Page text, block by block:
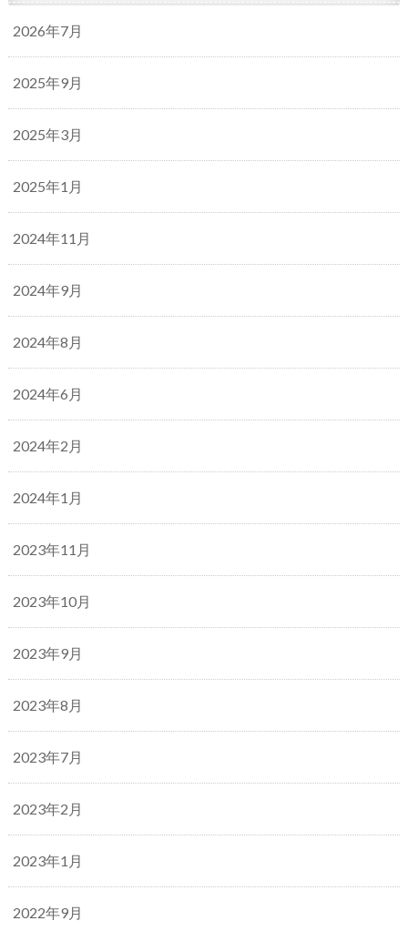
2026年7月
2025年9月
2025年3月
2025年1月
2024年11月
2024年9月
2024年8月
2024年6月
2024年2月
2024年1月
2023年11月
2023年10月
2023年9月
2023年8月
2023年7月
2023年2月
2023年1月
2022年9月